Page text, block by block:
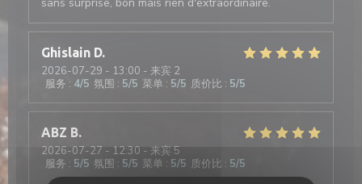
Ghislain D
2026-07-29 - 13:00 - 来宾 2
服务 : 4/5 氛围 : 5/5 菜单 : 5/5 质价比 : 5/5
ABZ B
2026-07-27 - 12:30 - 来宾 5
服务 : 5/5 氛围 : 5/5 菜单 : 5/5 质价比 : 5/5